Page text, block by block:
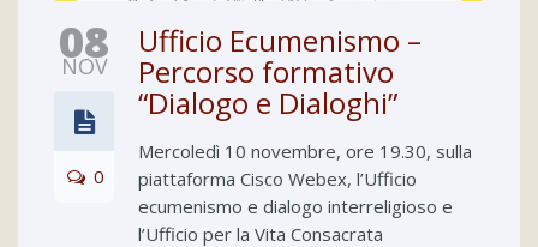
08
NOV
0
Ufficio Ecumenismo –
Percorso formativo
“Dialogo e Dialoghi”
Mercoledì 10 novembre, ore 19.30, sulla
piattaforma Cisco Webex, l’Ufficio
ecumenismo e dialogo interreligioso e
l’Ufficio per la Vita Consacrata